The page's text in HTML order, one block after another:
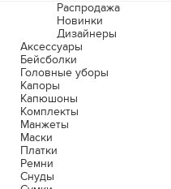
Распродажа
Новинки
Дизайнеры
Аксессуары
Бейсболки
Головные уборы
Капоры
Капюшоны
Комплекты
Манжеты
Маски
Платки
Ремни
Снуды